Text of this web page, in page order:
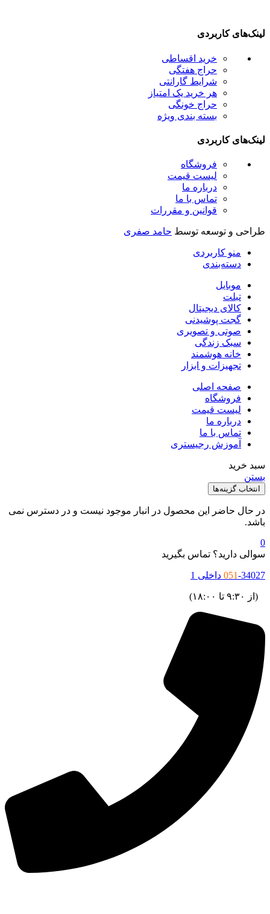
کاربردی
خرید اقساطی
حراج هفتگی
شرایط گارانتی
هر خرید یک امتیاز
حراج خونگی
بسته بندی ویژه
کاربردی
فروشگاه
لیست قیمت
درباره ما
تماس با ما
قوانین و مقررات
و توسعه توسطحامد صفری
منو کاربردی
دسته‌بندی
موبایل
تبلت
کالای دیجیتال
گجت پوشیدنی
صوتی و تصویری
سبک زندگی
خانه هوشمند
تجهیزات و ابزار
صفحه اصلی
فروشگاه
لیست قیمت
درباره ما
تماس با ما
آموزش رجیستری
خرید
انتخاب گزینه‌ها
حال حاضر این محصول در انبار موجود نیست و در دسترس نمی
دارید؟ تماس بگیرید
051داخلی 1
۹:۳۰ تا ۱۸:۰۰)